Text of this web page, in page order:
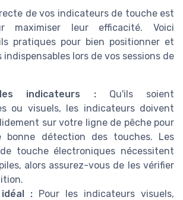
de vos indicateurs de touche est
maximiser leur efficacité. Voici
pratiques pour bien positionner et
lors de vos sessions de
indicateurs :Qu'ils soient
ou visuels, les indicateurs doivent
sur votre ligne de pêche pour
bonne détection des touches. Les
touche électroniques nécessitent
alors assurez-vous de les vérifier
: Pour les indicateurs visuels,